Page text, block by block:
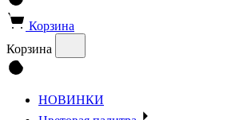
Корзина
Корзина
НОВИНКИ